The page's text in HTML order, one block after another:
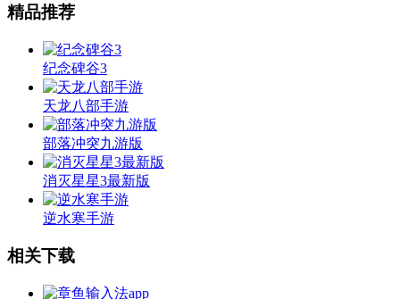
精品推荐
纪念碑谷3
天龙八部手游
部落冲突九游版
消灭星星3最新版
逆水寒手游
相关下载